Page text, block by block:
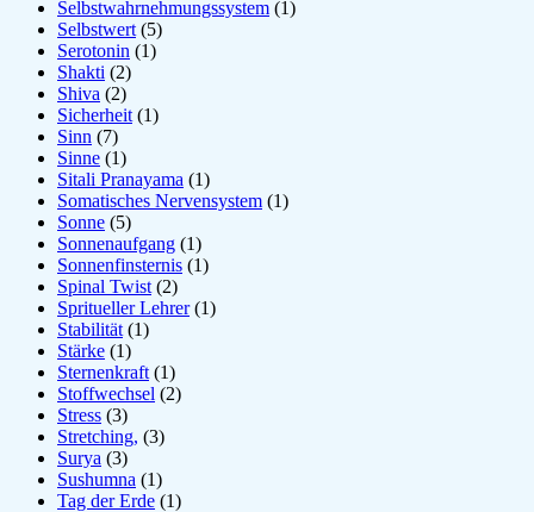
Selbstwahrnehmungssystem (1)
Selbstwert (5)
Serotonin (1)
Shakti (2)
Shiva (2)
Sicherheit (1)
Sinn (7)
Sinne (1)
Sitali Pranayama (1)
Somatisches Nervensystem (1)
Sonne (5)
Sonnenaufgang (1)
Sonnenfinsternis (1)
Spinal Twist (2)
Spritueller Lehrer(1)
Stabilität (1)
Stärke (1)
Sternenkraft (1)
Stoffwechsel (2)
Stress (3)
Stretching, (3)
Surya (3)
Sushumna (1)
Tag der Erde (1)